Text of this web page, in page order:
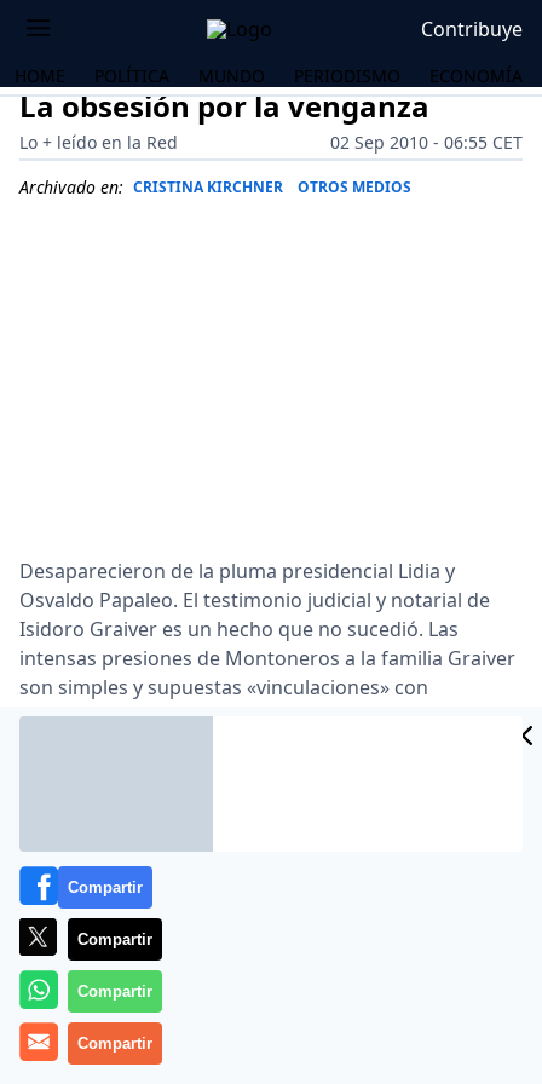
Contribuye
HOME POLÍTICA MUNDO PERIODISMO ECONOMÍA
La obsesión por la venganza
Lo + leído en la Red
02 Sep 2010 - 06:55 CET
Archivado en: CRISTINA KIRCHNER OTROS MEDIOS
Desaparecieron de la pluma presidencial Lidia y
Osvaldo Papaleo. El testimonio judicial y notarial de
Isidoro Graiver es un hecho que no sucedió. Las
intensas presiones de Montoneros a la familia Graiver
son simples y supuestas «vinculaciones» con
«agrupaciones subversivas» que no se nombran.
importantes de la Argentina, LA NACION y Clarín …
Lea el artículo completo en
Compartir
Compartir
Compartir
Compartir